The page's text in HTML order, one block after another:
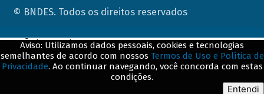
© BNDES. Todos os direitos reservados
Aviso: Utilizamos dados pessoais, cookies e tecnologias
semelhantes de acordo com nossos Termos de Uso e Política de
Privacidade. Ao continuar navegando, você concorda com estas
condições.
Entendi
ConteÃºdo complementar
${title}${badge}